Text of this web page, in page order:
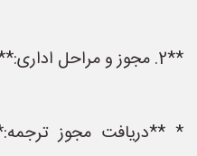
**2. مجوز و مراحل اداری:**
* **دریافت مجوز